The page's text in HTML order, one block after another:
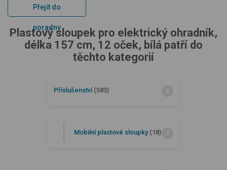
Přejít do
poradny
Plastový sloupek pro elektrický ohradník,
délka 157 cm, 12 oček, bílá patří do
těchto kategorií
Příslušenství (583)
Mobilní plastové sloupky (18)